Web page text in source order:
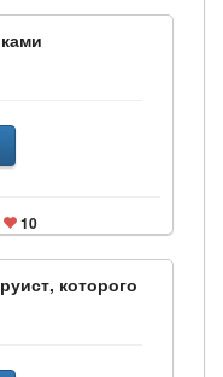
10
которого